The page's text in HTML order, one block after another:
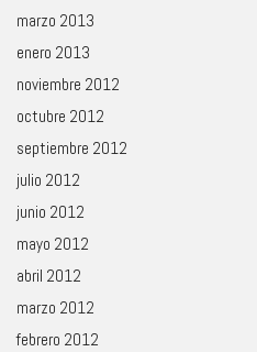
marzo 2013
enero 2013
noviembre 2012
octubre 2012
septiembre 2012
julio 2012
junio 2012
mayo 2012
abril 2012
marzo 2012
febrero 2012